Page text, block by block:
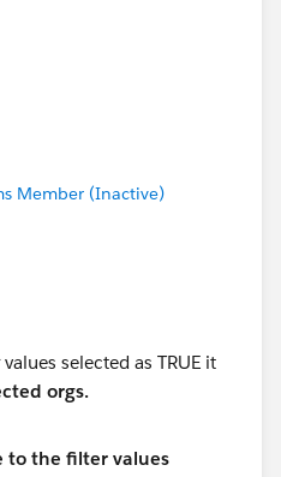
Member (Inactive)
selected as TRUE it
orgs.